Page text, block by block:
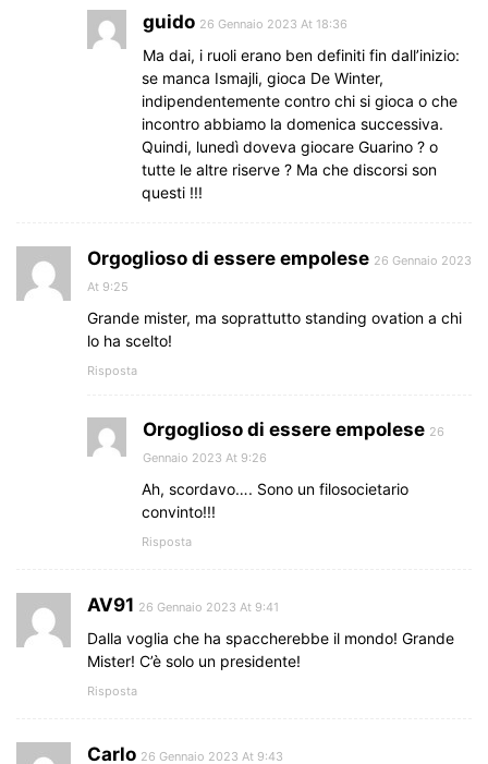
guido 26 Gennaio 2023 At 18:36
Ma dai, i ruoli erano ben definiti fin dall’inizio:
se manca Ismajli, gioca De Winter,
indipendentemente contro chi si gioca o che
incontro abbiamo la domenica successiva.
Quindi, lunedì doveva giocare Guarino ? o
tutte le altre riserve ? Ma che discorsi son
questi !!!
Orgoglioso di essere empolese 26 Gennaio 2023
At 9:25
Grande mister, ma soprattutto standing ovation a chi
lo ha scelto!
Risposta
Orgoglioso di essere empolese 26
Gennaio 2023 At 9:26
Ah, scordavo…. Sono un filosocietario
convinto!!!
Risposta
AV91 26 Gennaio 2023 At 9:41
Dalla voglia che ha spaccherebbe il mondo! Grande
Mister! C’è solo un presidente!
Risposta
Carlo 26 Gennaio 2023 At 9:43